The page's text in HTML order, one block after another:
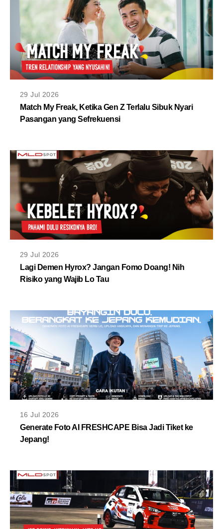
29 Jul 2026
Match My Freak, Ketika Gen Z Terlalu Sibuk Nyari
Pasangan yang Sefrekuensi
29 Jul 2026
Lagi Demen Hyrox? Jangan Fomo Doang! Nih
Risiko yang Wajib Lo Tau
16 Jul 2026
Generate Foto AI FRESHCAPE Bisa Jadi Tiket ke
Jepang!